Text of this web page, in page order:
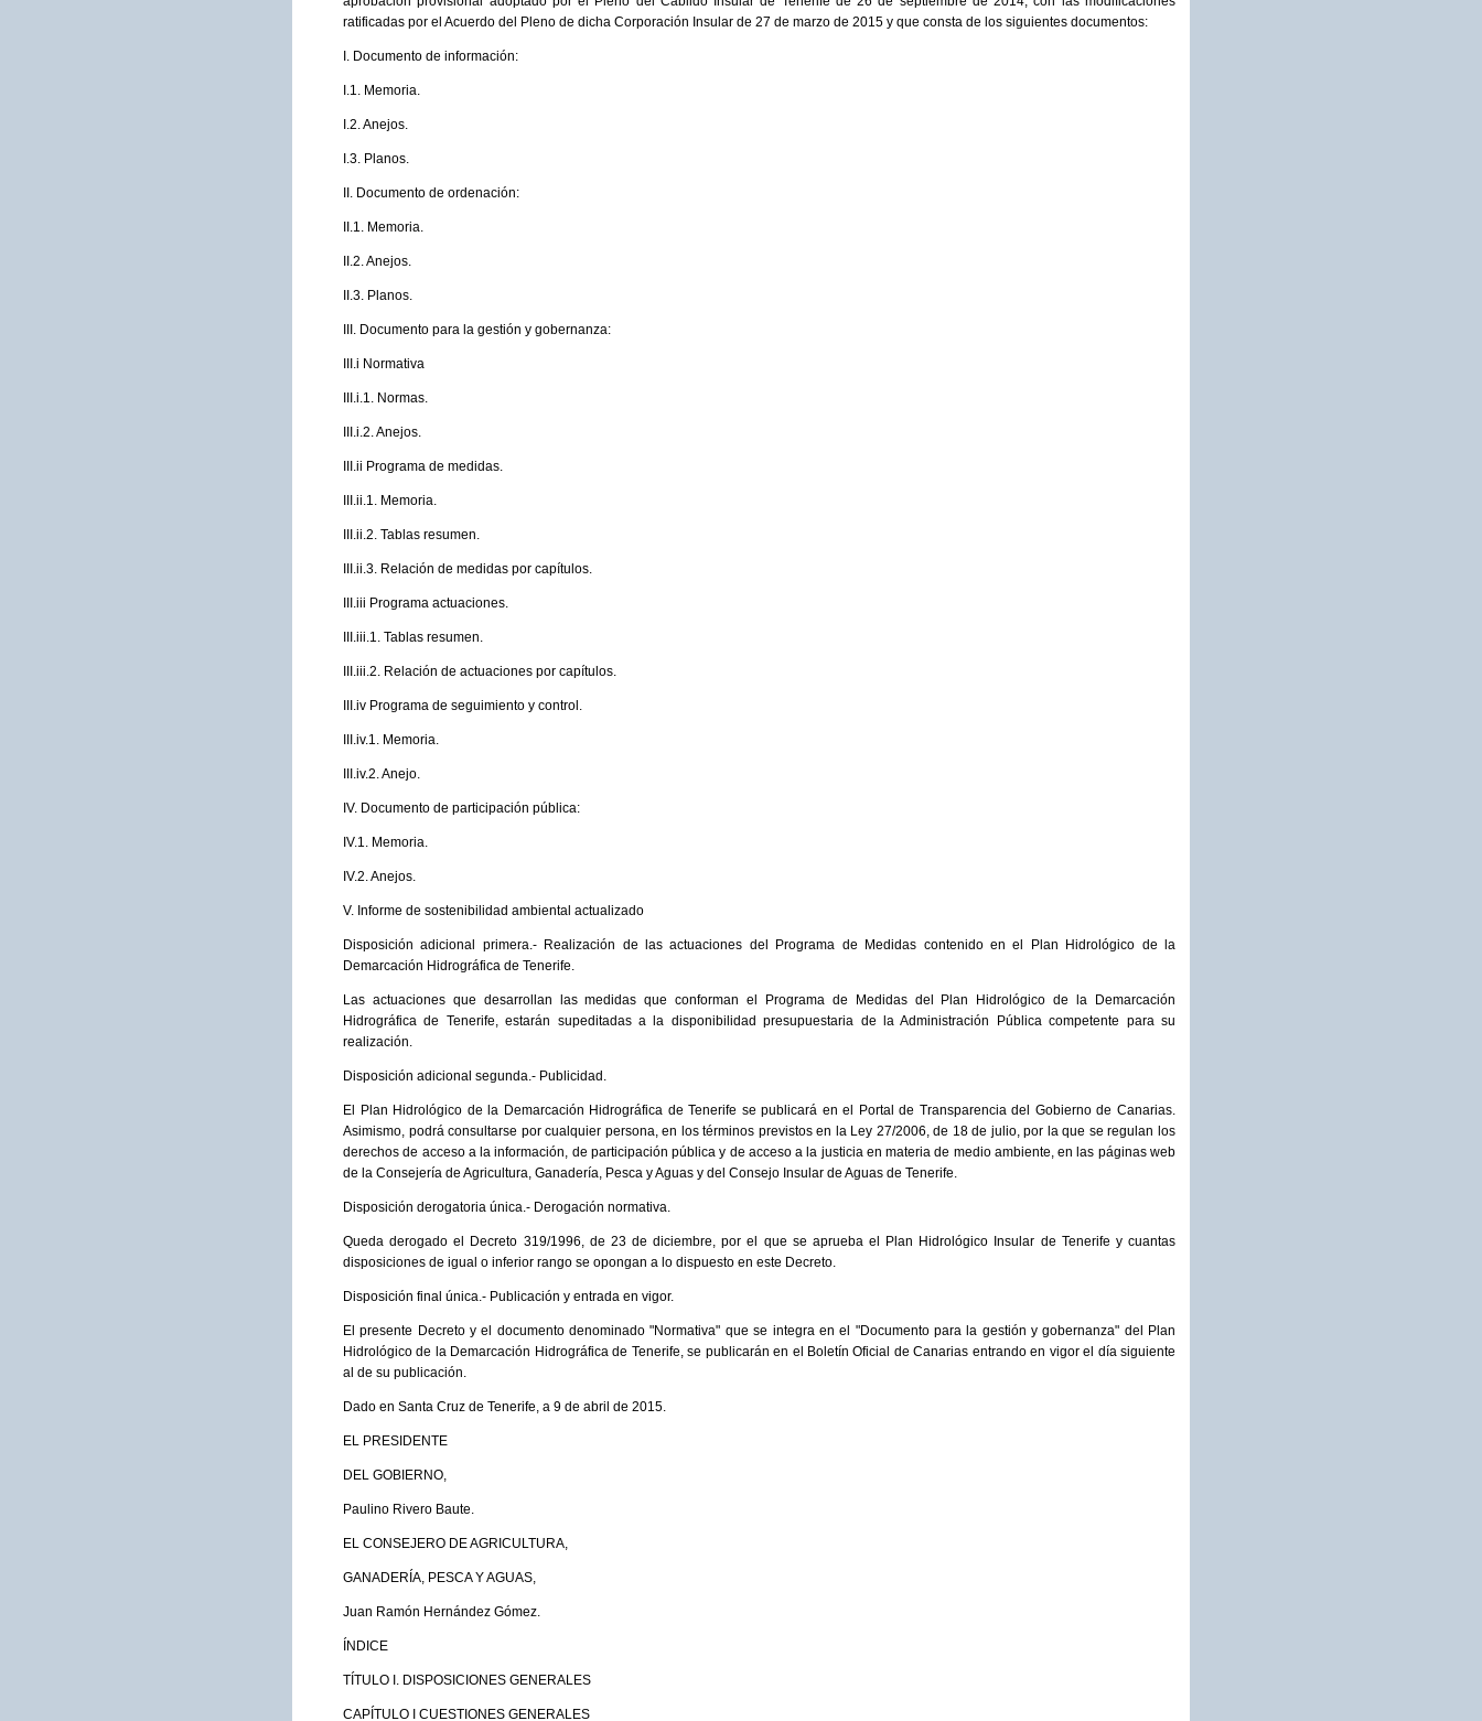
ratificadas por el Acuerdo del Pleno de dicha Corporación Insular de 27 de marzo de 2015 y que consta de los siguientes documentos:
I. Documento de información:
I.1. Memoria.
I.2. Anejos.
I.3. Planos.
II. Documento de ordenación:
II.1. Memoria.
II.2. Anejos.
II.3. Planos.
III. Documento para la gestión y gobernanza:
III.i Normativa
III.i.1. Normas.
III.i.2. Anejos.
III.ii Programa de medidas.
III.ii.1. Memoria.
III.ii.2. Tablas resumen.
III.ii.3. Relación de medidas por capítulos.
III.iii Programa actuaciones.
III.iii.1. Tablas resumen.
III.iii.2. Relación de actuaciones por capítulos.
III.iv Programa de seguimiento y control.
III.iv.1. Memoria.
III.iv.2. Anejo.
IV. Documento de participación pública:
IV.1. Memoria.
IV.2. Anejos.
V. Informe de sostenibilidad ambiental actualizado
Disposición adicional primera.- Realización de las actuaciones del Programa de Medidas contenido en el Plan Hidrológico de la
Demarcación Hidrográfica de Tenerife.
Las actuaciones que desarrollan las medidas que conforman el Programa de Medidas del Plan Hidrológico de la Demarcación
Hidrográfica de Tenerife, estarán supeditadas a la disponibilidad presupuestaria de la Administración Pública competente para su
realización.
Disposición adicional segunda.- Publicidad.
El Plan Hidrológico de la Demarcación Hidrográfica de Tenerife se publicará en el Portal de Transparencia del Gobierno de Canarias.
Asimismo, podrá consultarse por cualquier persona, en los términos previstos en la Ley 27/2006, de 18 de julio, por la que se regulan los
derechos de acceso a la información, de participación pública y de acceso a la justicia en materia de medio ambiente, en las páginas web
de la Consejería de Agricultura, Ganadería, Pesca y Aguas y del Consejo Insular de Aguas de Tenerife.
Disposición derogatoria única.- Derogación normativa.
Queda derogado el Decreto 319/1996, de 23 de diciembre, por el que se aprueba el Plan Hidrológico Insular de Tenerife y cuantas
disposiciones de igual o inferior rango se opongan a lo dispuesto en este Decreto.
Disposición final única.- Publicación y entrada en vigor.
El presente Decreto y el documento denominado "Normativa" que se integra en el "Documento para la gestión y gobernanza" del Plan
Hidrológico de la Demarcación Hidrográfica de Tenerife, se publicarán en el Boletín Oficial de Canarias entrando en vigor el día siguiente
al de su publicación.
Dado en Santa Cruz de Tenerife, a 9 de abril de 2015.
EL PRESIDENTE
DEL GOBIERNO,
Paulino Rivero Baute.
EL CONSEJERO DE AGRICULTURA,
GANADERÍA, PESCA Y AGUAS,
Juan Ramón Hernández Gómez.
ÍNDICE
TÍTULO I. DISPOSICIONES GENERALES
CAPÍTULO I CUESTIONES GENERALES